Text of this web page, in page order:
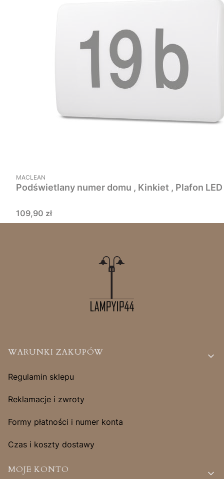
PRODUCENT
MACLEAN
Podświetlany numer domu , Kinkiet , Plafon
Cena
109,90 zł
Linki w stopce
WARUNKI ZAKUPÓW
Regulamin sklepu
Reklamacje i zwroty
Formy płatności i numer konta
Czas i koszty dostawy
MOJE KONTO